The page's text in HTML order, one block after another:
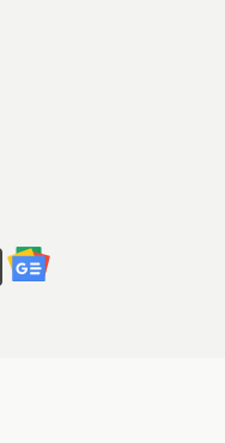
Li
n